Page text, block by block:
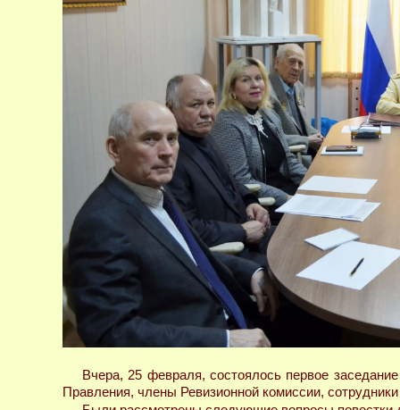
Вчера, 25 февраля, состоялось первое
Правления, члены Ревизионной комиссии,